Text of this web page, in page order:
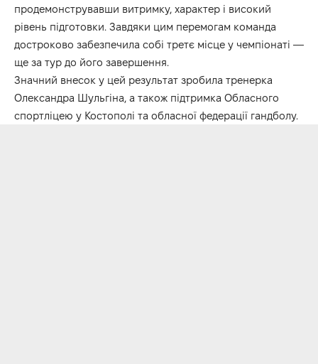
продемонструвавши витримку, характер і високий
рівень підготовки. Завдяки цим перемогам команда
достроково забезпечила собі третє місце у чемпіонаті —
ще за тур до його завершення.
Значний внесок у цей результат зробила тренерка
Олександра Шульгіна, а також підтримка Обласного
спортліцею у Костополі та обласної федерації гандболу.